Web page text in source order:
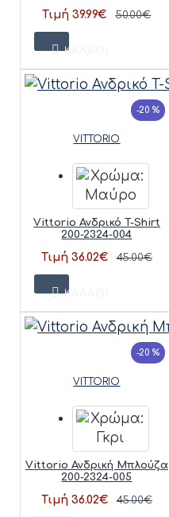
Τιμή 39.99€ 50.00€
ΚΑΛΆΘΙ
-20 %
VITTORIO
Vittorio Ανδρικό T-Shirt
200-2324-004
Τιμή 36.02€ 45.00€
ΚΑΛΆΘΙ
-20 %
VITTORIO
Vittorio Ανδρική Μπλούζα
200-2324-005
Τιμή 36.02€ 45.00€